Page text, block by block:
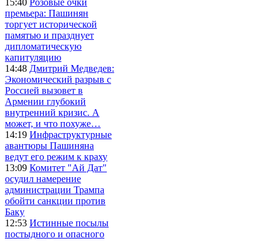
премьера: Пашинян
торгует исторической
памятью и празднует
дипломатическую
капитуляцию
14:48 Дмитрий Медведев:
Экономический разрыв с
Россией вызовет в
Армении глубокий
внутренний кризис. А
может, и что похуже…
14:19 Инфраструктурные
авантюры Пашиняна
ведут его режим к краху
13:09 Комитет "Ай Дат"
осудил намерение
администрации Трампа
обойти санкции против
Баку
12:53 Истинные посылы
постыдного и опасного